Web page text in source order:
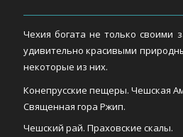
Чехия богата не только своими
удивительно красивыми
некоторые из них.
Конепрусские пещеры. Чешская
Священная гора Ржип.
Чешский рай. Праховские скалы.